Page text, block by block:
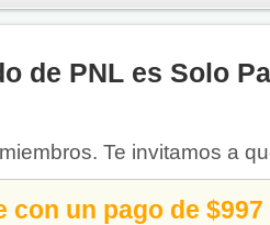
de PNL es Solo
Te invitamos a
con un pago de